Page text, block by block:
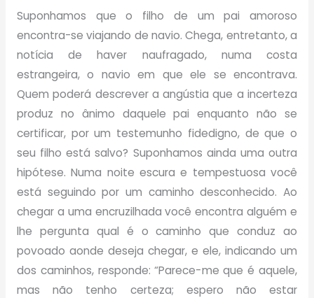
Suponhamos que o filho de um pai amoroso
encontra-se viajando de navio. Chega, entretanto, a
notícia de haver naufragado, numa costa
estrangeira, o navio em que ele se encontrava.
Quem poderá descrever a angústia que a incerteza
produz no ânimo daquele pai enquanto não se
certificar, por um testemunho fidedigno, de que o
seu filho está salvo? Suponhamos ainda uma outra
hipótese. Numa noite escura e tempestuosa você
está seguindo por um caminho desconhecido. Ao
chegar a uma encruzilhada você encontra alguém e
lhe pergunta qual é o caminho que conduz ao
povoado aonde deseja chegar, e ele, indicando um
dos caminhos, responde: “Parece-me que é aquele,
mas não tenho certeza; espero não estar